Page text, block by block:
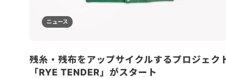
ニュース
残糸・残布をアップサイクルするプロジェク
「RYE TENDER」がスタート